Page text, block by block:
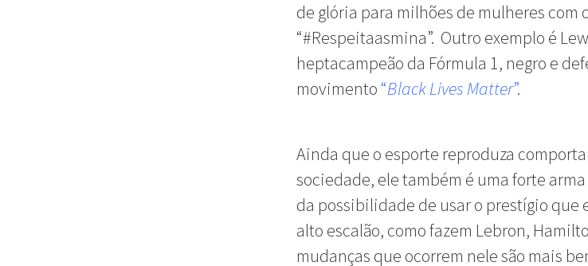
de glória para milhões de mulheres com
“#Respeitaasmina”. Outro exemplo é
heptacampeão da Fórmula 1, negro e
movimento “Black Lives Matter”.
Ainda que o esporte reproduza
sociedade, ele também é uma forte
da possibilidade de usar o prestígio que
alto escalão, como fazem Lebron,
mudanças que ocorrem nele são mais